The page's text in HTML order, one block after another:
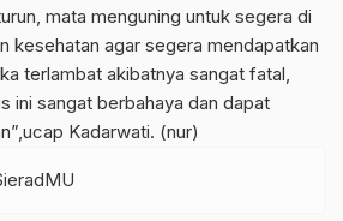
mata menguning untuk segera di
kesehatan agar segera mendapatkan
terlambat akibatnya sangat fatal,
ini sangat berbahaya dan dapat
Kadarwati. (nur)